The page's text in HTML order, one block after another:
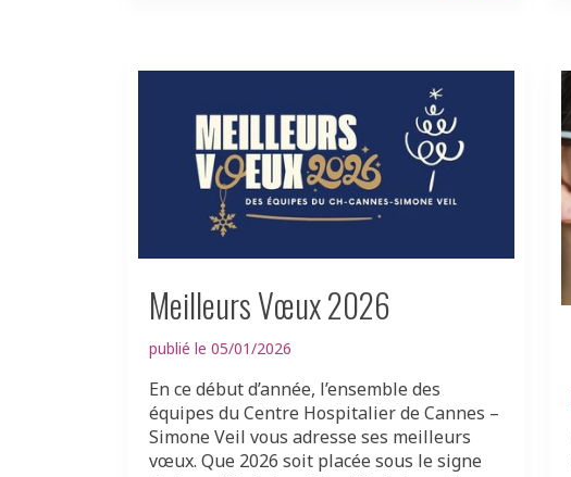
Meilleurs Vœux 2026
publié le 05/01/2026
En ce début d’année, l’ensemble des
équipes du Centre Hospitalier de Cannes –
Simone Veil vous adresse ses meilleurs
vœux. Que 2026 soit placée sous le signe